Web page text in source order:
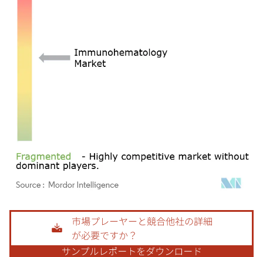
画像 © Mordor Intelligence。再利用にはCC BY 4.0の表示が必要です。